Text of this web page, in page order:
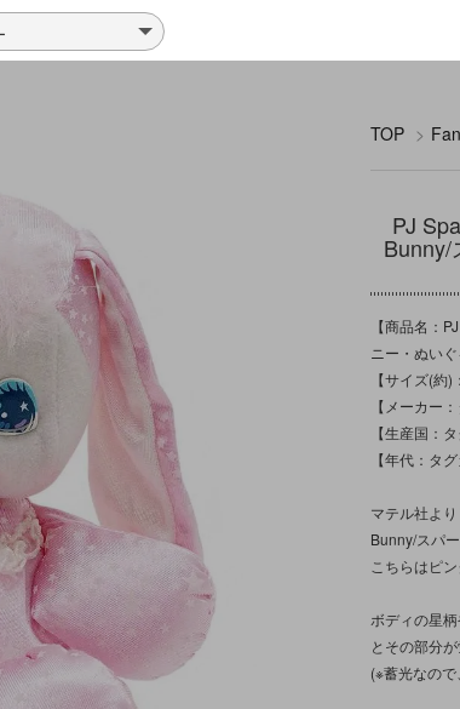
TOP >
PJ
Bunny/
【商品名：
ニー・ぬい
【サイズ(
【メーカー
【生産国：
【年代：タ
マテル社よ
Bunny/スパ
こちらはピ
ボディの星
とその部分
(※蓄光なの